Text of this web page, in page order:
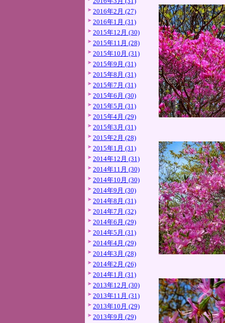
2016年2月 (27)
2016年1月 (31)
2015年12月 (30)
2015年11月 (28)
2015年10月 (31)
2015年9月 (31)
2015年8月 (31)
2015年7月 (31)
2015年6月 (30)
2015年5月 (31)
2015年4月 (29)
2015年3月 (31)
2015年2月 (28)
2015年1月 (31)
2014年12月 (31)
2014年11月 (30)
2014年10月 (30)
2014年9月 (30)
2014年8月 (31)
2014年7月 (32)
2014年6月 (29)
2014年5月 (31)
2014年4月 (29)
2014年3月 (28)
2014年2月 (26)
2014年1月 (31)
2013年12月 (30)
2013年11月 (31)
2013年10月 (29)
2013年9月 (29)